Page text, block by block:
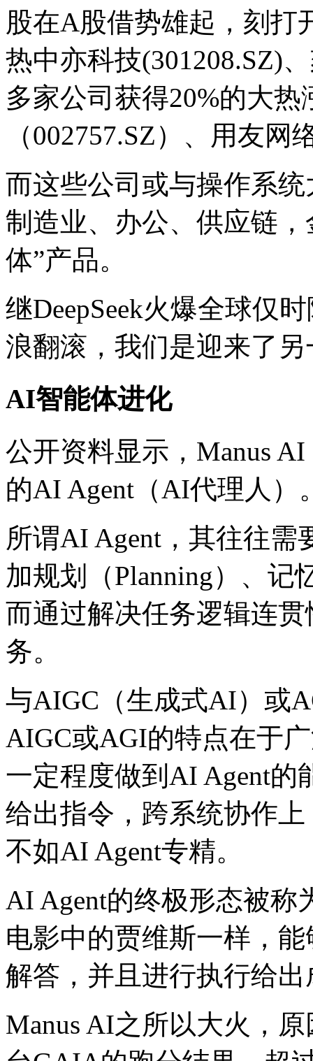
股在A股借势雄起，刻打
热中亦科技(301208.SZ)
多家公司获得20%的大热
（002757.SZ）、用友网
而这些公司或与操作系
制造业、办公、供应链
体”产品。
继DeepSeek火爆全球仅
浪翻滚，我们是迎来了另
AI智能体进化
公开资料显示，Manus
的AI Agent（AI代理人）
所谓AI Agent，其往往
加规划（Planning）、记
而通过解决任务逻辑连
务。
与AIGC（生成式AI）或
AIGC或AGI的特点在于
一定程度做到AI Agent的
给出指令，跨系统协作
不如AI Agent专精。
AI Agent的终极形态被
电影中的贾维斯一样，
解答，并且进行执行给出
Manus AI之所以大火，